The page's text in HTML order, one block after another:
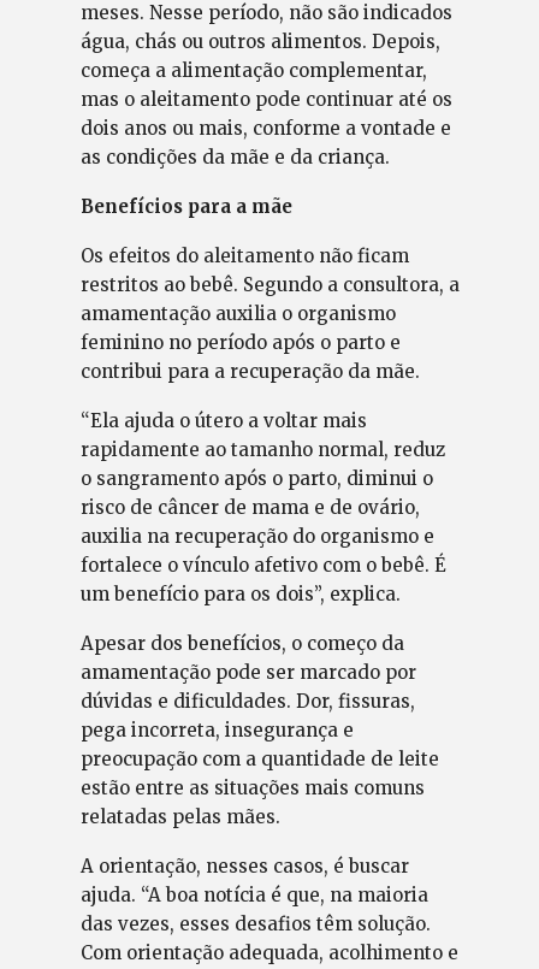
meses. Nesse período, não são indicados
água, chás ou outros alimentos. Depois,
começa a alimentação complementar,
mas o aleitamento pode continuar até os
dois anos ou mais, conforme a vontade e
as condições da mãe e da criança.
Benefícios para a mãe
Os efeitos do aleitamento não ficam
restritos ao bebê. Segundo a consultora, a
amamentação auxilia o organismo
feminino no período após o parto e
contribui para a recuperação da mãe.
“Ela ajuda o útero a voltar mais
rapidamente ao tamanho normal, reduz
o sangramento após o parto, diminui o
risco de câncer de mama e de ovário,
auxilia na recuperação do organismo e
fortalece o vínculo afetivo com o bebê. É
um benefício para os dois”, explica.
Apesar dos benefícios, o começo da
amamentação pode ser marcado por
dúvidas e dificuldades. Dor, fissuras,
pega incorreta, insegurança e
preocupação com a quantidade de leite
estão entre as situações mais comuns
relatadas pelas mães.
A orientação, nesses casos, é buscar
ajuda. “A boa notícia é que, na maioria
das vezes, esses desafios têm solução.
Com orientação adequada, acolhimento e